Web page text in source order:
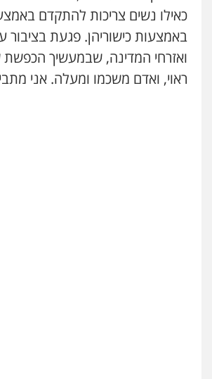
כאילו נשים צריכות להתקדם
באמצעות כישוריהן. פגעת בציבור
ואזרחי המדינה, שבמעשיך
ראוי, ואדם משכמו ומעלה. אני